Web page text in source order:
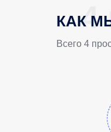
КАК
Всего 4